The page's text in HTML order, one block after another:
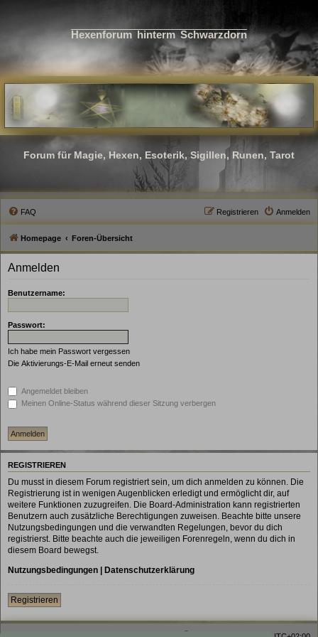
Hexenforum hinterm Schwarzdorn
Forum für Magie, Hexen, Esoterik, Sigillen, Runen, Tarot
FAQ Anmelden
Registrieren
Homepage Foren-Übersicht
Anmelden
Benutzername:
Passwort:
Ich habe mein Passwort vergessen
Die Aktivierungs-E-Mail erneut senden
Angemeldet bleiben
Meinen Online-Status während dieser Sitzung verbergen
REGISTRIEREN
Du musst in diesem Forum registriert sein, um dich anmelden zu können. Die
Registrierung ist in wenigen Augenblicken erledigt und ermöglicht dir, auf
weitere Funktionen zuzugreifen. Die Board-Administration kann registrierten
Benutzern auch zusätzliche Berechtigungen zuweisen. Beachte bitte unsere
Nutzungsbedingungen und die verwandten Regelungen, bevor du dich
registrierst. Bitte beachte auch die jeweiligen Forenregeln, wenn du dich in
diesem Board bewegst.
Nutzungsbedingungen | Datenschutzerklärung
Registrieren